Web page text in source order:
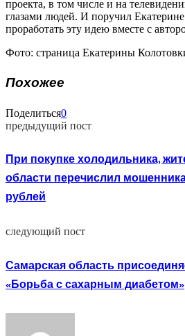
проекта, в том числе и на
глазами людей. И поручил
проработать эту идею вместе с
Фото: страница Екатерины
Похожее
Поделиться0
предыдущий пост
При покупке холодильника,
области перечислил
рублей
следующий пост
Самарская область
«Борьба с сахарным диабетом»